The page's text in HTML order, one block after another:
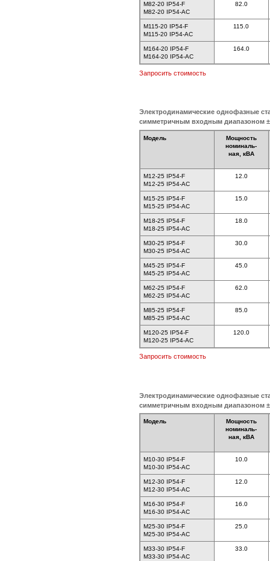
M82-20 IP54-F
M82-20 IP54-AC
82.0
M115-20 IP54-F
M115-20 IP54-AC
115.0
M164-20 IP54-F
M164-20 IP54-AC
164.0
Запросить стоимость
Электродинамические однофазные
симметричным входным диапазоном
Модель
Мощность
номиналь-
ная, кВА
M12-25 IP54-F
M12-25 IP54-AC
12.0
M15-25 IP54-F
M15-25 IP54-AC
15.0
M18-25 IP54-F
M18-25 IP54-AC
18.0
M30-25 IP54-F
M30-25 IP54-AC
30.0
M45-25 IP54-F
M45-25 IP54-AC
45.0
M62-25 IP54-F
M62-25 IP54-AC
62.0
M85-25 IP54-F
M85-25 IP54-AC
85.0
M120-25 IP54-F
M120-25 IP54-AC
120.0
Запросить стоимость
Электродинамические однофазные
симметричным входным диапазоном
Модель
Мощность
номиналь-
ная, кВА
M10-30 IP54-F
M10-30 IP54-AC
10.0
M12-30 IP54-F
M12-30 IP54-AC
12.0
M16-30 IP54-F
M16-30 IP54-AC
16.0
M25-30 IP54-F
M25-30 IP54-AC
25.0
M33-30 IP54-F
M33-30 IP54-AC
33.0